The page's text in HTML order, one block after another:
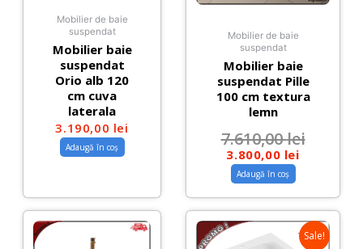
Mobilier de baie
suspendat
Mobilier baie
suspendat
Orio alb 120
cm cuva
laterala
3.190,00 lei
Adaugă în coș
Mobilier de baie
suspendat
Mobilier baie
suspendat Pille
100 cm textura
lemn
7.610,00lei
3.800,00 lei
Adaugă în coș
Sale!